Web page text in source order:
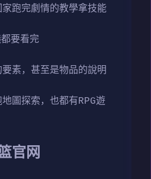
跑完劇情的教學拿技能
要看完
素，甚至是物品的說明
圖探索，也都有RPG遊
官网